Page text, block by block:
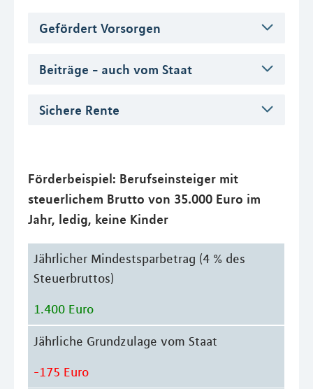
Gefördert Vorsorgen
Beiträge - auch vom Staat
Sichere Rente
Förderbeispiel: Berufseinsteiger mit
steuerlichem Brutto von 35.000 Euro im
Jahr, ledig, keine Kinder
Jährlicher Mindestsparbetrag (4 % des
Steuerbruttos)
1.400 Euro
Jährliche Grundzulage vom Staat
-175 Euro